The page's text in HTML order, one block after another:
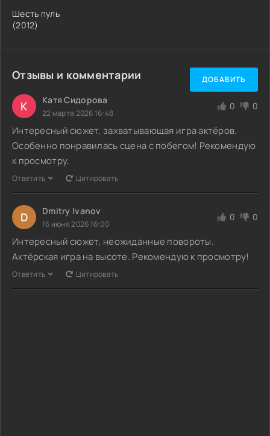
Шесть пуль
(2012)
Отзывы и комментарии ДОБАВИТЬ
К Катя Сидорова
22 марта 2026 16:48
0 0
Интересный сюжет, захватывающая игра актёров.
Особенно понравилась сцена с побегом! Рекомендую
к просмотру.
Ответить Цитировать
D Dmitry Ivanov
16 июня 2026 16:00
0 0
Интересный сюжет, неожиданные повороты.
Актёрская игра на высоте. Рекомендую к просмотру!
Ответить Цитировать